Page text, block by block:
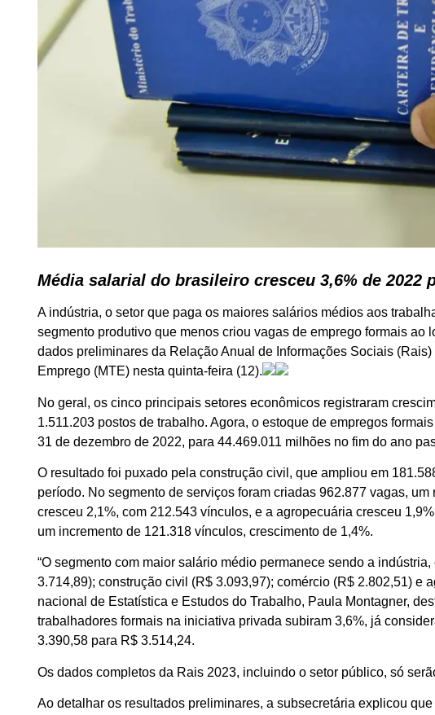
Média salarial do brasileiro cresceu 3,6% de 2022
A indústria, o setor que paga os maiores salários médios aos
segmento produtivo que menos criou vagas de emprego formais ao
dados preliminares da Relação Anual de Informações Sociais
Emprego (MTE) nesta quinta-feira (12).
No geral, os cinco principais setores econômicos registraram
1.511.203 postos de trabalho. Agora, o estoque de empregos
31 de dezembro de 2022, para 44.469.011 milhões no fim do ano
O resultado foi puxado pela construção civil, que ampliou em
período. No segmento de serviços foram criadas 962.877 vagas,
cresceu 2,1%, com 212.543 vínculos, e a agropecuária cresceu
um incremento de 121.318 vínculos, crescimento de 1,4%.
“O segmento com maior salário médio permanece sendo a
3.714,89); construção civil (R$ 3.093,97); comércio (R$ 2.802,51) e
nacional de Estatística e Estudos do Trabalho, Paula Montagner,
trabalhadores formais na iniciativa privada subiram 3,6%, já
3.390,58 para R$ 3.514,24.
Os dados completos da Rais 2023, incluindo o setor público, só
Ao detalhar os resultados preliminares, a subsecretária explicou